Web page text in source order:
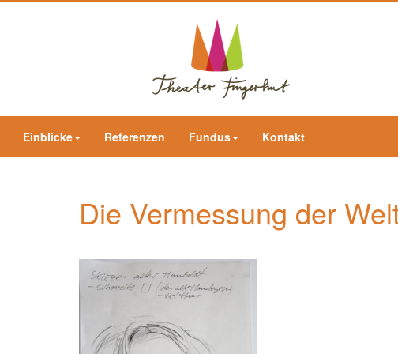
Einblicke Referenzen Fundus Kontakt
Die Vermessung der